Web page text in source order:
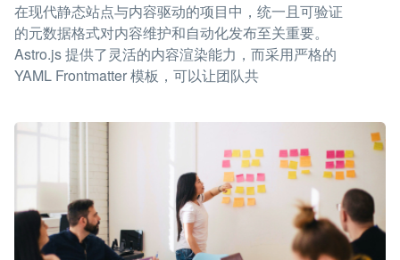
在现代静态站点与内容驱动的项目中，统一且可验证
的元数据格式对内容维护和自动化发布至关重要。
Astro.js 提供了灵活的内容渲染能力，而采用严格的
YAML Frontmatter 模板，可以让团队共